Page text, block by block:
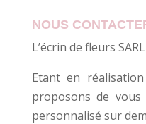
NOUS
L’écrin de fleurs SARL
Etant en
proposons de vous
personnalisé sur